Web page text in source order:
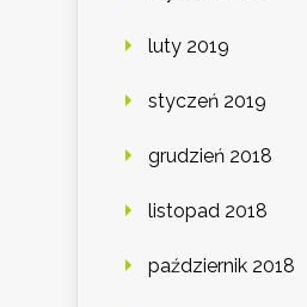
luty 2019
styczeń 2019
grudzień 2018
listopad 2018
październik 2018